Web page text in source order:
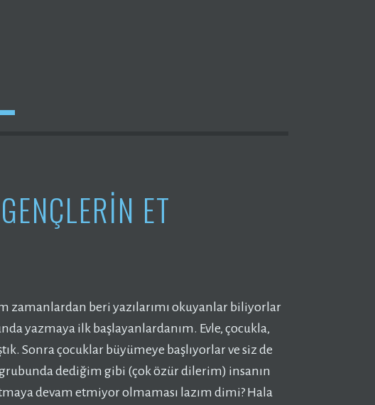
ET
zamanlardan beri yazılarımı okuyanlar biliyorlar
yazmaya ilk başlayanlardanım. Evle, çocukla,
Sonra çocuklar büyümeye başlıyorlar ve siz de
dediğim gibi (çok özür dilerim) insanın
devam etmiyor olmaması lazım dimi? Hala